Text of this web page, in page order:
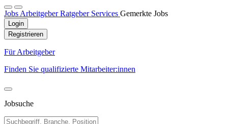
Jobs ArbeitgeberRatgeber Services Gemerkte Jobs
Login
Registrieren
Für Arbeitgeber
Finden Sie qualifizierte Mitarbeiter:innen
Jobsuche